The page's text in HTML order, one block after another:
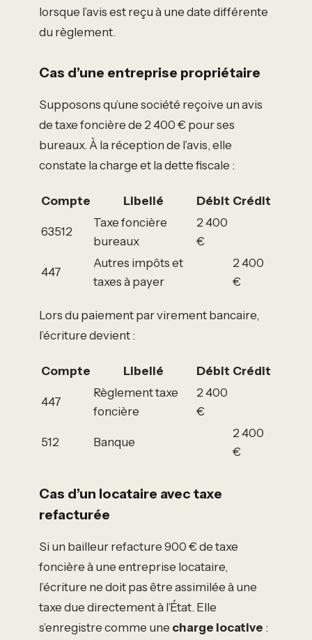
lorsque l’avis est reçu à une date différente
du règlement.
Cas d’une entreprise propriétaire
Supposons qu’une société reçoive un avis
de taxe foncière de 2 400 € pour ses
bureaux. À la réception de l’avis, elle
constate la charge et la dette fiscale :
Compte Libellé Débit Crédit
63512
Taxe foncière
bureaux
2 400
€
447
Autres impôts et
taxes à payer
2 400
€
Lors du paiement par virement bancaire,
l’écriture devient :
Compte Libellé Débit Crédit
447
Règlement taxe
foncière
2 400
€
512 Banque
2 400
€
Cas d’un locataire avec taxe
refacturée
Si un bailleur refacture 900 € de taxe
foncière à une entreprise locataire,
l’écriture ne doit pas être assimilée à une
taxe due directement à l’État. Elle
s’enregistre comme une charge locative :